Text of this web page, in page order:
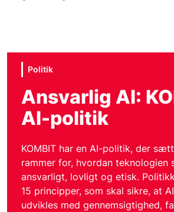
Politik
Ansvarlig AI:
AI-politik
KOMBIT har en AI-politik, der
rammer for, hvordan teknologien
ansvarligt, lovligt og etisk.
15 principper, som skal sikre, at
udvikles med gennemsigtighed,